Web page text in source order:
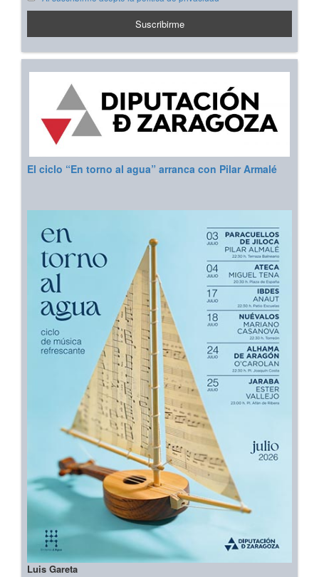
El ciclo “En torno al agua” arranca con Pilar Armalé
Luis Gareta